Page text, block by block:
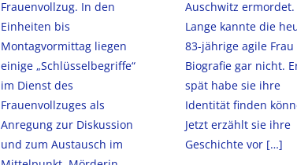
Frauenvollzug. In den
Einheiten bis
Montagvormittag liegen
einige „Schlüsselbegriffe“
im Dienst des
Frauenvollzuges als
Anregung zur Diskussion
und zum Austausch im
Auschwitz ermordet.
Lange kannte die
83-jährige agile
Biografie gar nicht.
spät habe sie ihre
Identität finden
Jetzt erzählt sie ihre
Geschichte vor[…]